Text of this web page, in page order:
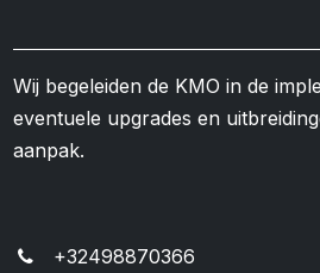
Wij begeleiden de KMO in de
eventuele upgrades en
aanpak.
+32498870366